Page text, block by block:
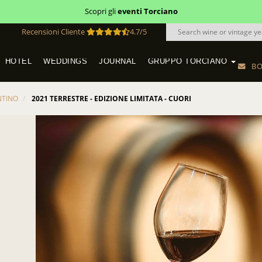
Scopri glieventi Torciano
Recensioni Cliente 4.7/5
HOTEL WEDDINGS JOURNAL GRUPPO TORCIANO
2021 TERRESTRE - EDIZIONE LIMITATA - CUORI